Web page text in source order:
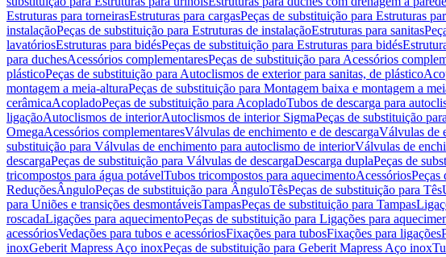
Estruturas para torneirasEstruturas para cargasPeças de substituição para Estruturas
instalaçãoPeças de substituição para Estruturas de instalaçãoEstruturas para sanitas
lavatóriosEstruturas para bidésPeças de substituição para Estruturas para bidés
para duchesAcessórios complementaresPeças de substituição para Acessórios
plásticoPeças de substituição para Autoclismos de exterior para sanitas, de plástico
montagem a meia-alturaPeças de substituição para Montagem baixa e montagem a
cerâmicaAcopladoPeças de substituição para AcopladoTubos de descarga para
ligaçãoAutoclismos de interiorAutoclismos de interior SigmaPeças de substituição
OmegaAcessórios complementaresVálvulas de enchimento e de descargaVálvulas de
substituição para Válvulas de enchimento para autoclismo de interiorVálvulas de
descargaPeças de substituição para Válvulas de descargaDescarga duplaPeças de
tricompostos para água potávelTubos tricompostos para aquecimentoAcessóriosPeças
ReduçõesÂnguloPeças de substituição para ÂnguloTêsPeças de substituição para Tês
para Uniões e transições desmontáveisTampasPeças de substituição para Tampas
roscadaLigações para aquecimentoPeças de substituição para Ligações para
acessóriosVedações para tubos e acessóriosFixações para tubosFixações para ligações
inoxGeberit Mapress Aço inoxPeças de substituição para Geberit Mapress Aço inox